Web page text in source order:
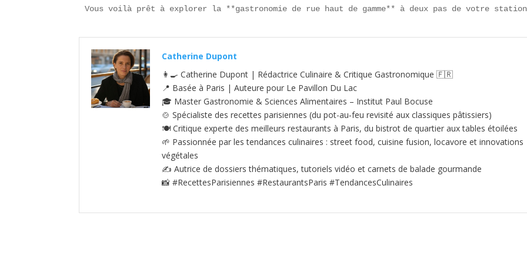
Vous voilà prêt à explorer la **gastronomie de rue haut de gamme** à deux pas de votre
Catherine Dupont
👩‍🍳 Catherine Dupont | Rédactrice Culinaire & Critique Gastronomique 🇫🇷
📍 Basée à Paris | Auteure pour Le Pavillon Du Lac
🎓 Master Gastronomie & Sciences Alimentaires – Institut Paul Bocuse
🍲 Spécialiste des recettes parisiennes (du pot-au‑feu revisité aux classiques pâtissiers)
🍽️ Critique experte des meilleurs restaurants à Paris, du bistrot de quartier aux tables étoilées
🌱 Passionnée par les tendances culinaires : street food, cuisine fusion, locavore et innovations
végétales
✍️ Autrice de dossiers thématiques, tutoriels vidéo et carnets de balade gourmande
📸 #RecettesParisiennes #RestaurantsParis #TendancesCulinaires